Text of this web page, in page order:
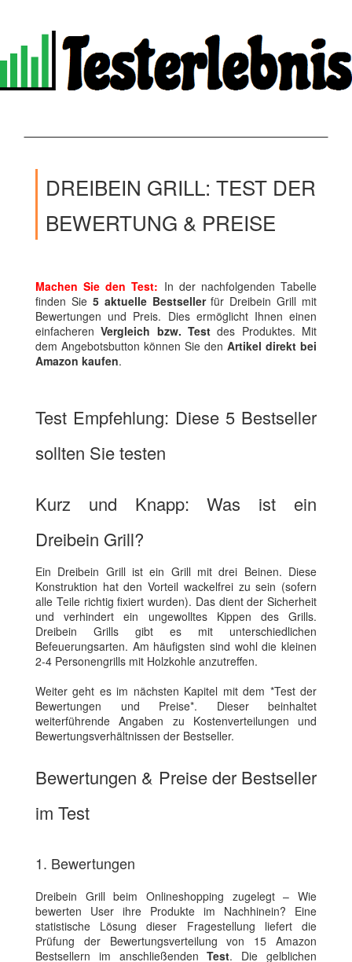
DREIBEIN GRILL: TEST DER
BEWERTUNG & PREISE
Machen Sie den Test: In der nachfolgenden Tabelle
finden Sie5 aktuelle Bestsellerfür Dreibein Grill mit
Bewertungen und Preis. Dies ermöglicht Ihnen einen
einfacherenVergleich bzw. Test des Produktes. Mit
dem Angebotsbutton können Sie den Artikel direkt bei
Amazon kaufen.
Test Empfehlung: Diese 5 Bestseller
sollten Sie testen
Kurz und Knapp: Was ist ein
Dreibein Grill?
Ein Dreibein Grill ist ein Grill mit drei Beinen. Diese
Konstruktion hat den Vorteil wackelfrei zu sein (sofern
alle Teile richtig fixiert wurden). Das dient der Sicherheit
und verhindert ein ungewolltes Kippen des Grills.
Dreibein Grills gibt es mit unterschiedlichen
Befeuerungsarten. Am häufigsten sind wohl die kleinen
2-4 Personengrills mit Holzkohle anzutreffen.
Weiter geht es im nächsten Kapitel mit dem *Test der
Bewertungen und Preise*. Dieser beinhaltet
weiterführende Angaben zu Kostenverteilungen und
Bewertungsverhältnissen der Bestseller.
Bewertungen & Preise der Bestseller
im Test
1. Bewertungen
Dreibein Grill beim Onlineshopping zugelegt – Wie
bewerten User ihre Produkte im Nachhinein? Eine
statistische Lösung dieser Fragestellung liefert die
Prüfung der Bewertungsverteilung von 15 Amazon
Bestsellern im anschließendenTest. Die gelblichen